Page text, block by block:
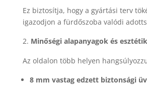
Ez biztosítja, hogy a gyártási terv
igazodjon a fürdőszoba valódi
Minőségi alapanyagok és
Az oldalon több helyen
8 mm vastag edzett biztonsági